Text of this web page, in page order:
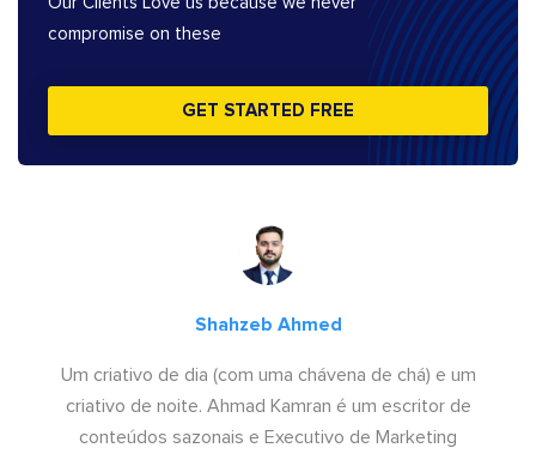
compromise on these
GET STARTED FREE
Shahzeb Ahmed
Um criativo de dia (com uma chávena de chá) e um
criativo de noite. Ahmad Kamran é um escritor de
conteúdos sazonais e Executivo de Marketing